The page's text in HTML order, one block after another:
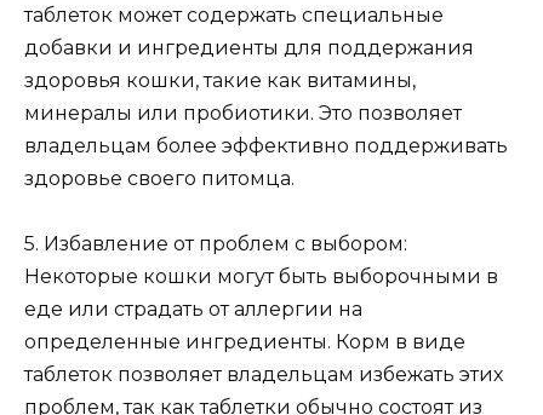
таблеток может содержать специальные
добавки и ингредиенты для поддержания
здоровья кошки, такие как витамины,
минералы или пробиотики. Это позволяет
владельцам более эффективно поддерживать
здоровье своего питомца.
5. Избавление от проблем с выбором:
Некоторые кошки могут быть выборочными в
еде или страдать от аллергии на
определенные ингредиенты. Корм в виде
таблеток позволяет владельцам избежать этих
проблем, так как таблетки обычно состоят из